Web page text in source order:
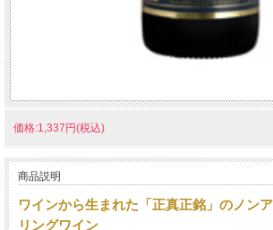
価格:1,337円(税込)
商品説明
ワインから生まれた「正真正銘」のノン
リングワイン